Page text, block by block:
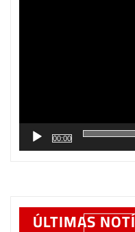
00:00
ÚLTIMAS